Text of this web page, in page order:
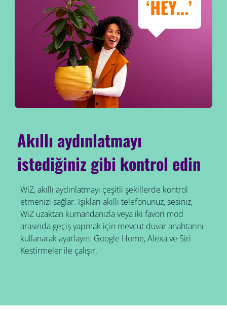
Akıllı aydınlatmayı
istediğiniz gibi kontrol edin
WiZ, akıllı aydınlatmayı çeşitli şekillerde kontrol
etmenizi sağlar. Işıkları akıllı telefonunuz, sesiniz,
WiZ uzaktan kumandanızla veya iki favori mod
arasında geçiş yapmak için mevcut duvar anahtarını
kullanarak ayarlayın. Google Home, Alexa ve Siri
Kestirmeler ile çalışır.